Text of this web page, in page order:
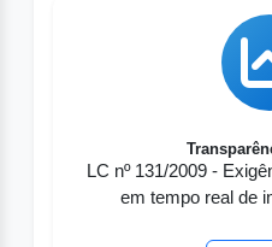
LC nº 131/2009 -
em tempo real de